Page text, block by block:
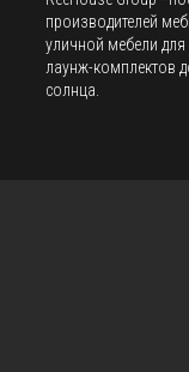
производителей
уличной мебели для
лаунж-комплектов
солнца.